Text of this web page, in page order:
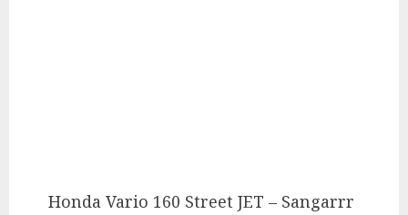
Honda Vario 160 Street JET – Sangarrr